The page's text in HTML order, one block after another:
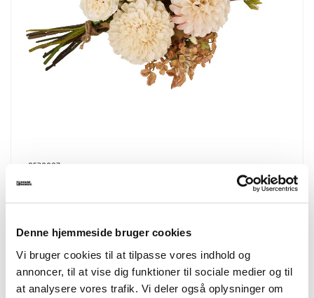
Denne hjemmeside bruger cookies
Vi bruger cookies til at tilpasse vores indhold og
annoncer, til at vise dig funktioner til sociale medier og til
at analysere vores trafik. Vi deler også oplysninger om
9520007